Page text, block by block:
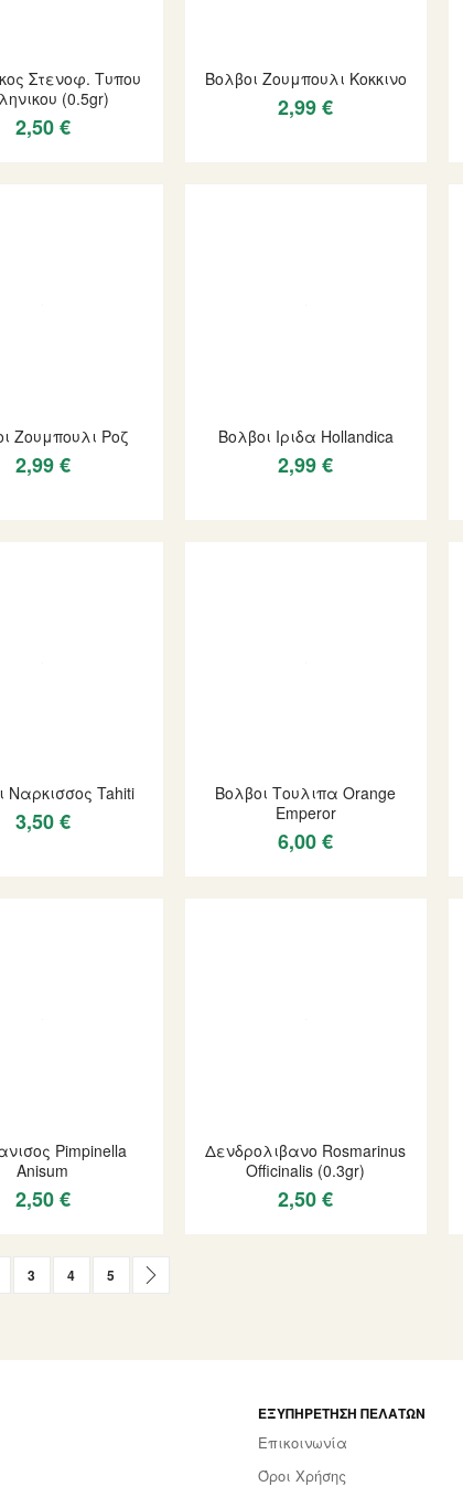
Στενοφ. Τυπου
(0.5gr)
2,50 €
Βολβοι Ζουμπουλι Κοκκινο
2,99 €
Ζουμπουλι Ροζ
2,99 €
Βολβοι Ιριδα Hollandica
2,99 €
Ναρκισσος Tahiti
3,50 €
Βολβοι Τουλιπα Orange
Emperor
6,00 €
Pimpinella
Anisum
2,50 €
Δενδρολιβανο Rosmarinus
Officinalis (0.3gr)
2,50 €
reading page
Page
3 Page
4 Page
5
ΕΞΥΠΗΡΈΤΗΣΗ ΠΕΛΑΤΏΝ
Επικοινωνία
Όροι Χρήσης